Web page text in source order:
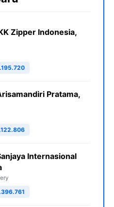
Zipper Indonesia,
Pratama,
Internasional